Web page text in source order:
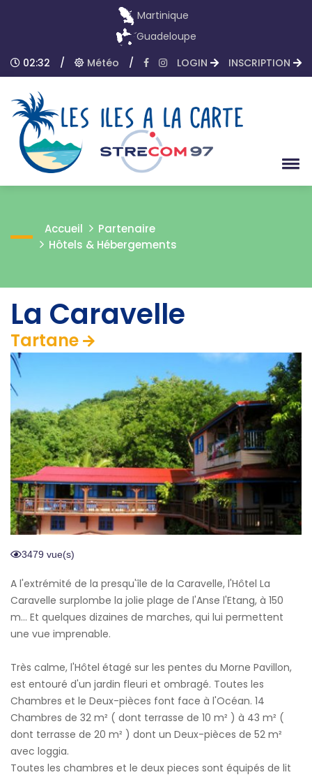
Martinique
Guadeloupe
02:32
/ Météo / LOGIN INSCRIPTION
Accueil
Partenaire
Hôtels & Hébergements
La Caravelle
Tartane
3479 vue(s)
A l'extrémité de la presqu'île de la Caravelle, l'Hôtel La
Caravelle surplombe la jolie plage de l'Anse l'Etang, à 150
m... Et quelques dizaines de marches, qui lui permettent
une vue imprenable.
Très calme, l'Hôtel étagé sur les pentes du Morne Pavillon,
est entouré d'un jardin fleuri et ombragé. Toutes les
Chambres et le Deux-pièces font face à l'Océan. 14
Chambres de 32 m² ( dont terrasse de 10 m² ) à 43 m² (
dont terrasse de 20 m² ) dont un Deux-pièces de 52 m²
avec loggia.
Toutes les chambres et le deux pieces sont équipés de lit